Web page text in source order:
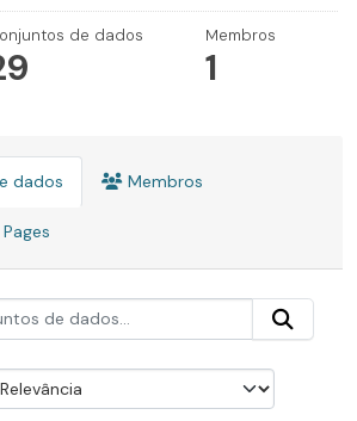
de dados Membros
1
dados Membros
Pages